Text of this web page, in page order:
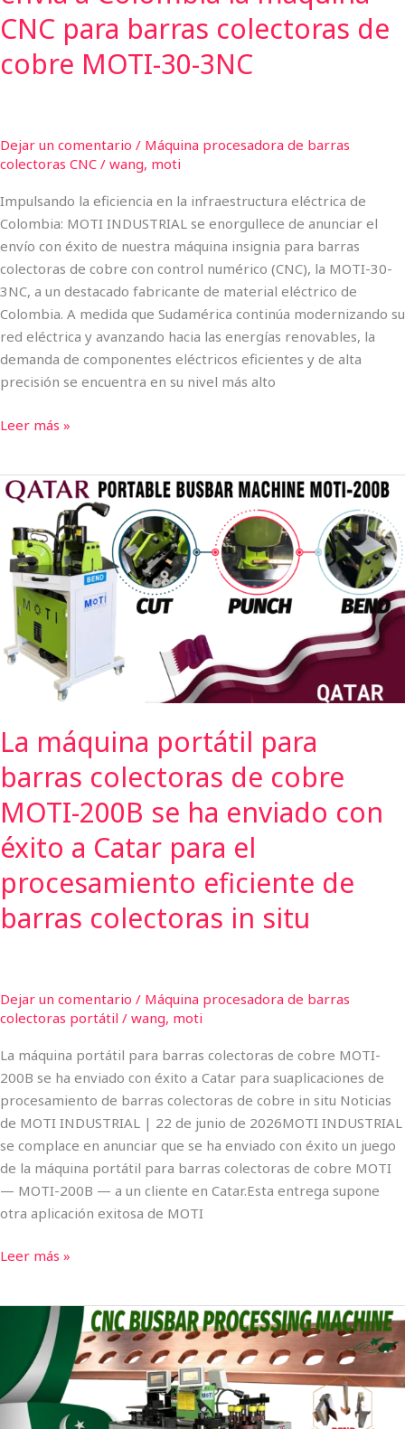
CNC para barras colectoras de
cobre MOTI-30-3NC
Dejar un comentario / Máquina procesadora de barras
colectoras CNC / wang, moti
Impulsando la eficiencia en la infraestructura eléctrica de
Colombia: MOTI INDUSTRIAL se enorgullece de anunciar el
envío con éxito de nuestra máquina insignia para barras
colectoras de cobre con control numérico (CNC), la MOTI-30-
3NC, a un destacado fabricante de material eléctrico de
Colombia. A medida que Sudamérica continúa modernizando su
red eléctrica y avanzando hacia las energías renovables, la
demanda de componentes eléctricos eficientes y de alta
precisión se encuentra en su nivel más alto
barras
colectoras
cobre
3NC
Leer más »
La máquina portátil para
barras colectoras de cobre
MOTI-200B se ha enviado con
éxito a Catar para el
procesamiento eficiente de
barras colectoras in situ
Dejar un comentario / Máquina procesadora de barras
colectoras portátil / wang, moti
La máquina portátil para barras colectoras de cobre MOTI-
200B se ha enviado con éxito a Catar para suaplicaciones de
procesamiento de barras colectoras de cobre in situ Noticias
de MOTI INDUSTRIAL | 22 de junio de 2026​MOTI INDUSTRIAL
se complace en anunciar que se ha enviado con éxito un juego
de la máquina portátil para barras colectoras de cobre MOTI
— MOTI-200B — a un cliente en Catar.Esta entrega supone
otra aplicación exitosa de MOTI
La
máquina
portátil
para
barras
colectoras
cobre
MOTI-
ha
enviado
con
éxito
a
Catar
el
procesamiento
colectoras
in
situ
Leer más »
enviado
Pakistán